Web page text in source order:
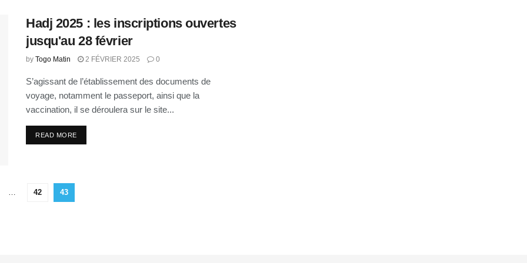
Hadj 2025 : les inscriptions ouvertes
jusqu'au 28 février
by Togo Matin 2 FÉVRIER 2025 0
S’agissant de l’établissement des documents de
voyage, notamment le passeport, ainsi que la
vaccination, il se déroulera sur le site...
READ MORE
… 42 43